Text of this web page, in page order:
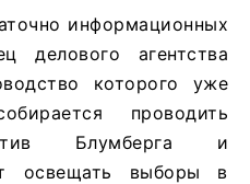
информационных
делового агентства
которого уже
проводить
Блумберга и
освещать выборы в